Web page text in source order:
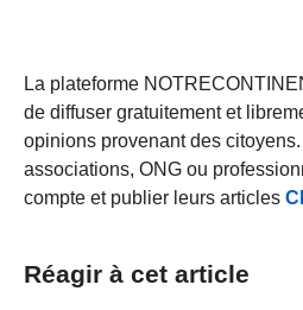
La plateforme
de diffuser gratuitement et
opinions provenant des
associations, ONG ou
compte et publier leurs articles
Réagir à cet article